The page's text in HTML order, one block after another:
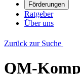
Förderungen
Ratgeber
Über uns
Zurück zur Suche
QM-